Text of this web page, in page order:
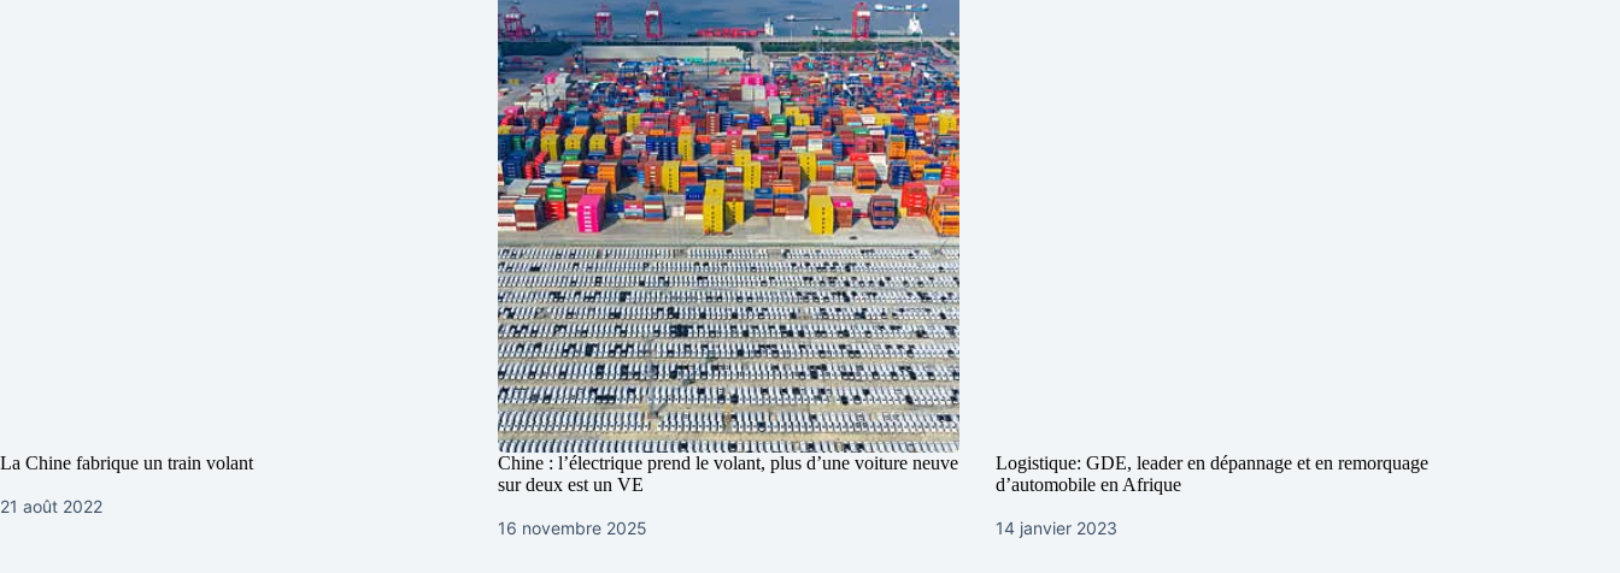
La Chine fabrique un train volant
21 août 2022
Chine : l’électrique prend le volant, plus d’une voiture neuve
sur deux est un VE
16 novembre 2025
Logistique: GDE, leader en dépannage et en remorquage
d’automobile en Afrique
14 janvier 2023